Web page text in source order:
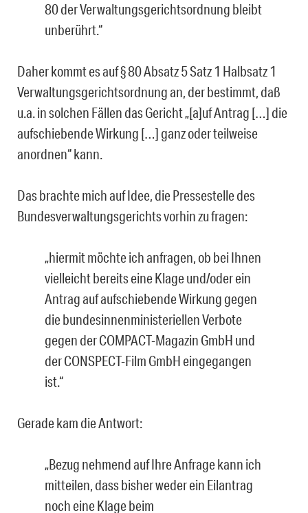
80 der Verwaltungsgerichtsordnung bleibt
unberührt.“
Daher kommt es auf § 80 Absatz 5 Satz 1 Halbsatz 1
Verwaltungsgerichtsordnung an, der bestimmt, daß
u.a. in solchen Fällen das Gericht „[a]uf Antrag […] die
aufschiebende Wirkung […] ganz oder teilweise
anordnen“ kann.
Das brachte mich auf Idee, die Pressestelle des
Bundesverwaltungsgerichts vorhin zu fragen:
„hiermit möchte ich anfragen, ob bei Ihnen
vielleicht bereits eine Klage und/oder ein
Antrag auf aufschiebende Wirkung gegen
die bundesinnenministeriellen Verbote
gegen der COMPACT-Magazin GmbH und
der CONSPECT-Film GmbH eingegangen
ist.“
Gerade kam die Antwort:
„Bezug nehmend auf Ihre Anfrage kann ich
mitteilen, dass bisher weder ein Eilantrag
noch eine Klage beim